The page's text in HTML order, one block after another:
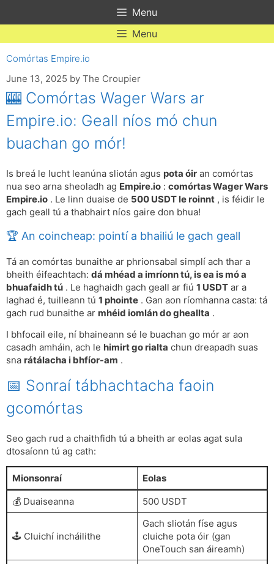
Menu
Menu
Comórtas Empire.io
June 13, 2025 by The Croupier
🎰 Comórtas Wager Wars ar
Empire.io: Geall níos mó chun
buachan go mór!
Is breá le lucht leanúna sliotán agus pota óir an comórtas
nua seo arna sheoladh ag Empire.io : comórtas Wager Wars
Empire.io . Le linn duaise de 500 USDT le roinnt , is féidir le
gach geall tú a thabhairt níos gaire don bhua!
🏆 An coincheap: pointí a bhailiú le gach geall
Tá an comórtas bunaithe ar phrionsabal simplí ach thar a
bheith éifeachtach: dá mhéad a imríonn tú, is ea is mó a
bhuafaidh tú . Le haghaidh gach geall ar fiú 1 USDT ar a
laghad é, tuilleann tú 1 phointe . Gan aon ríomhanna casta: tá
gach rud bunaithe ar mhéid iomlán do gheallta .
I bhfocail eile, ní bhaineann sé le buachan go mór ar aon
casadh amháin, ach le himirt go rialta chun dreapadh suas
sna rátálacha i bhfíor-am .
📅 Sonraí tábhachtacha faoin
gcomórtas
Seo gach rud a chaithfidh tú a bheith ar eolas agat sula
dtosaíonn tú ag cath:
Mionsonraí
Eolas
💰 Duaiseanna
500 USDT
🕹️ Cluichí incháilithe
Gach sliotán físe agus
cluiche pota óir (gan
OneTouch san áireamh)